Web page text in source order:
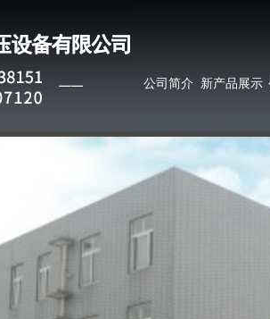
公司简介 新产品展示